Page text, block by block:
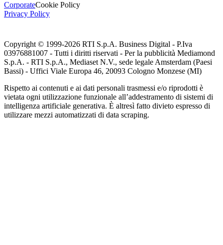
CorporateCookie Policy
Privacy Policy
Copyright © 1999-2026 RTI S.p.A. Business Digital - P.Iva
03976881007 - Tutti i diritti riservati - Per la pubblicità Mediamond
S.p.A. - RTI S.p.A., Mediaset N.V., sede legale Amsterdam (Paesi
Bassi) - Uffici Viale Europa 46, 20093 Cologno Monzese (MI)
Rispetto ai contenuti e ai dati personali trasmessi e/o riprodotti è
vietata ogni utilizzazione funzionale all’addestramento di sistemi di
intelligenza artificiale generativa. È altresì fatto divieto espresso di
utilizzare mezzi automatizzati di data scraping.